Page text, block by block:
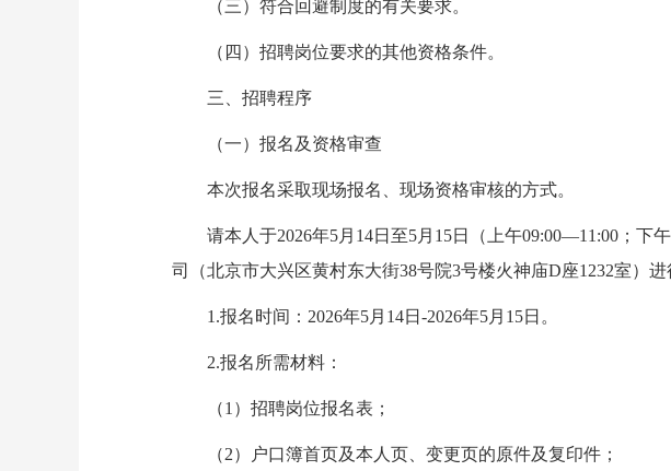
（三）符合回避制度的有关要求。
（四）招聘岗位要求的其他资格条件。
三、招聘程序
（一）报名及资格审查
本次报名采取现场报名、现场资格审核的方式。
请本人于2026年5月14日至5月15日（上午09:00—11:00；下
司（北京市大兴区黄村东大街38号院3号楼火神庙D座1232室）进
1.报名时间：2026年5月14日-2026年5月15日。
2.报名所需材料：
（1）招聘岗位报名表；
（2）户口簿首页及本人页、变更页的原件及复印件；